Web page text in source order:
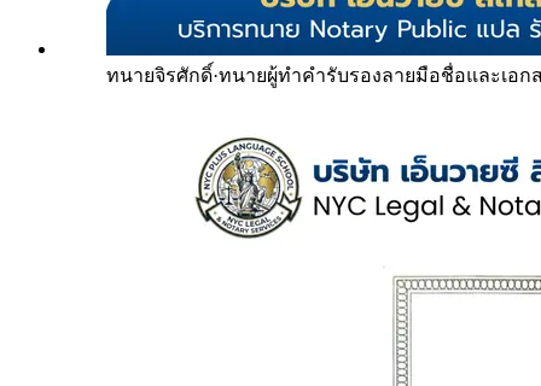
ทนายจิรศักดิ์·ทนายผู้ทำคำรับรองลายมือชื่อและเอก